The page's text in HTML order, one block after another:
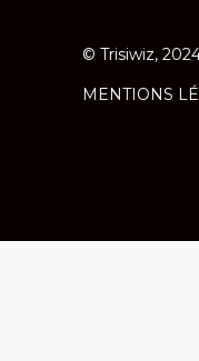
© Trisiwiz,
MENTIONS